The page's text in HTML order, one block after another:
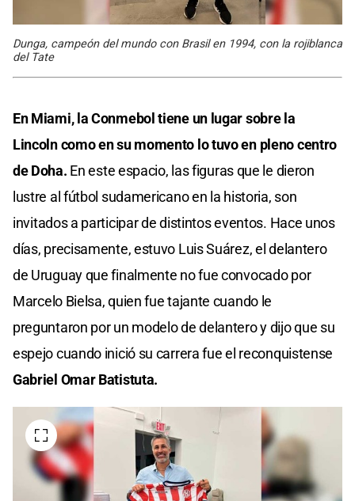
Dunga, campeón del mundo con Brasil en 1994, con la rojiblanca
del Tate
En Miami, la Conmebol tiene un lugar sobre la
Lincoln como en su momento lo tuvo en pleno centro
de Doha. En este espacio, las figuras que le dieron
lustre al fútbol sudamericano en la historia, son
invitados a participar de distintos eventos. Hace unos
días, precisamente, estuvo Luis Suárez, el delantero
de Uruguay que finalmente no fue convocado por
Marcelo Bielsa, quien fue tajante cuando le
preguntaron por un modelo de delantero y dijo que su
espejo cuando inició su carrera fue el reconquistense
Gabriel Omar Batistuta.